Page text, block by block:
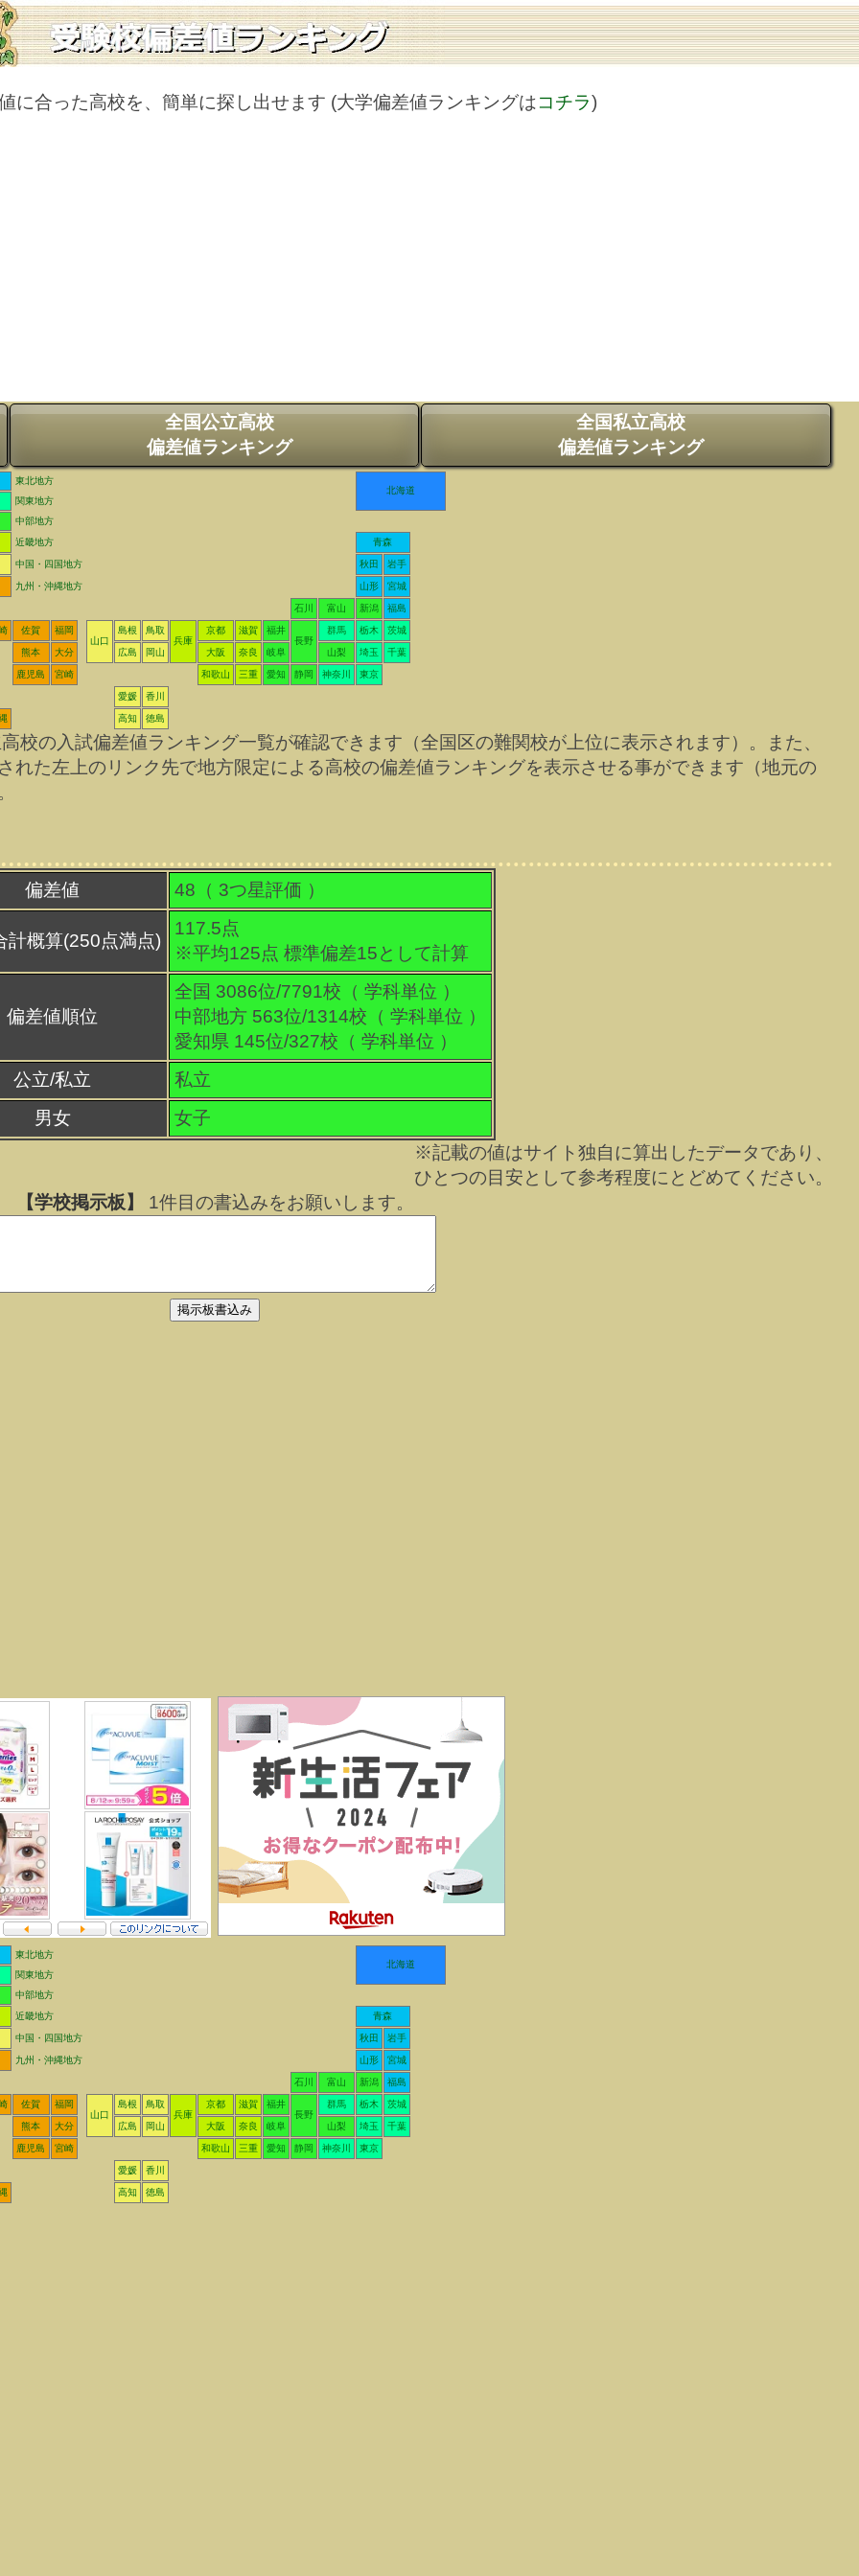
に合った高校を、簡単に探し出せます (大学偏差値ランキングはコチラ)
全国公立高校
偏差値ランキング
全国私立高校
偏差値ランキング
東北地方
北海道
関東地方
中部地方
近畿地方
青森
中国・四国地方 秋田 岩手
九州・沖縄地方 山形 宮城
石川 富山 新潟 福島
佐賀
福岡
山口
島根
鳥取
兵庫
京都 滋賀
福井
長野
群馬 栃木 茨城
熊本 大分 広島 岡山 大阪 奈良 岐阜 山梨 埼玉 千葉
鹿児島 宮崎 和歌山 三重 愛知 静岡 神奈川 東京
愛媛 香川
高知 徳島
の入試偏差値ランキング一覧が確認できます（全国区の難関校が上位に表示されます）。また、
れた左上のリンク先で地方限定による高校の偏差値ランキングを表示させる事ができます（地元の
偏差値 48（ 3つ星評価 ）
計概算(250点満点)
117.5点
※平均125点 標準偏差15として計算
偏差値順位
全国 3086位/7791校（ 学科単位 ）
中部地方 563位/1314校（ 学科単位 ）
愛知県 145位/327校（ 学科単位 ）
公立/私立
私立
男女
女子
※記載の値はサイト独自に算出したデータであり、
ひとつの目安として参考程度にとどめてください。
【学校掲示板】
1件目の書込みをお願いします。
東北地方
北海道
関東地方
中部地方
近畿地方
青森
中国・四国地方 秋田 岩手
九州・沖縄地方 山形 宮城
石川 富山 新潟 福島
佐賀
福岡
山口
島根
鳥取
兵庫
京都 滋賀
福井
長野
群馬 栃木 茨城
熊本 大分 広島 岡山 大阪 奈良 岐阜 山梨 埼玉 千葉
鹿児島 宮崎 和歌山 三重 愛知 静岡 神奈川 東京
愛媛 香川
高知 徳島